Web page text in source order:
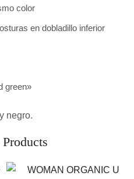
color
en dobladillo inferior
green»
negro.